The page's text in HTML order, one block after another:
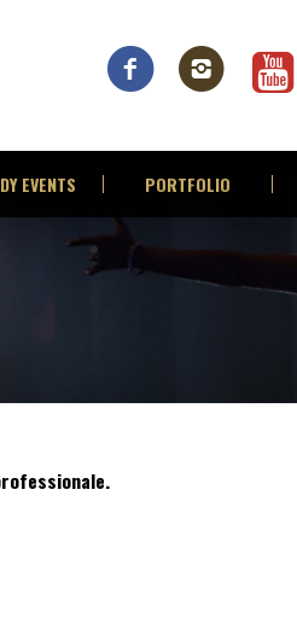
EVENTS PORTFOLIO